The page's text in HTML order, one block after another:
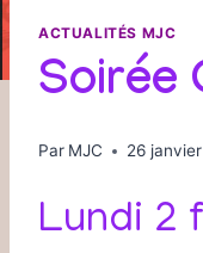
ACTUALITÉS MJC
Soirée
Par MJC 26
Lundi 2